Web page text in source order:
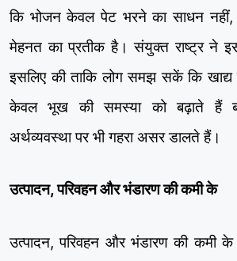
कि भोजन केवल पेट भरने का साधन
मेहनत का प्रतीक है। संयुक्त राष्ट्र ने
इसलिए की ताकि लोग समझ सकें कि
केवल भूख की समस्या को बढ़ाते हैं
अर्थव्यवस्था पर भी गहरा असर डालते हैं।
उत्पादन, परिवहन और भंडारण की कमी के
उत्पादन, परिवहन और भंडारण की कमी के